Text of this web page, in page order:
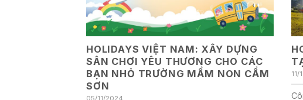
HOLIDAYS VIỆT NAM: XÂY DỰNG
SÂN CHƠI YÊU THƯƠNG CHO CÁC
BẠN NHỎ TRƯỜNG MẦM NON CẨM
SƠN
11/